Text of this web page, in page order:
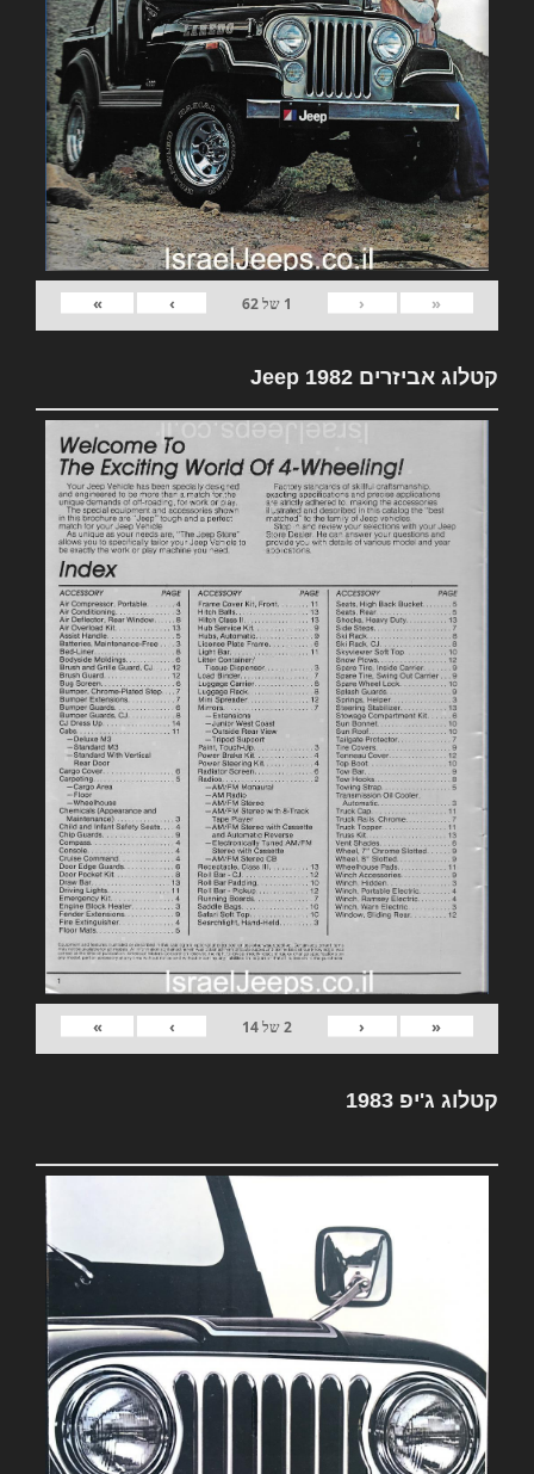
«
‹
1 של62
›
»
קטלוג אביזרים 1982 Jeep
«
‹
2של14
›
»
קטלוג ג'יפ 1983